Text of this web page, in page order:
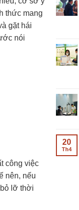
thức mang
gặt hái
nói
công việc
nên, nếu
lỡ thời
20
Th4